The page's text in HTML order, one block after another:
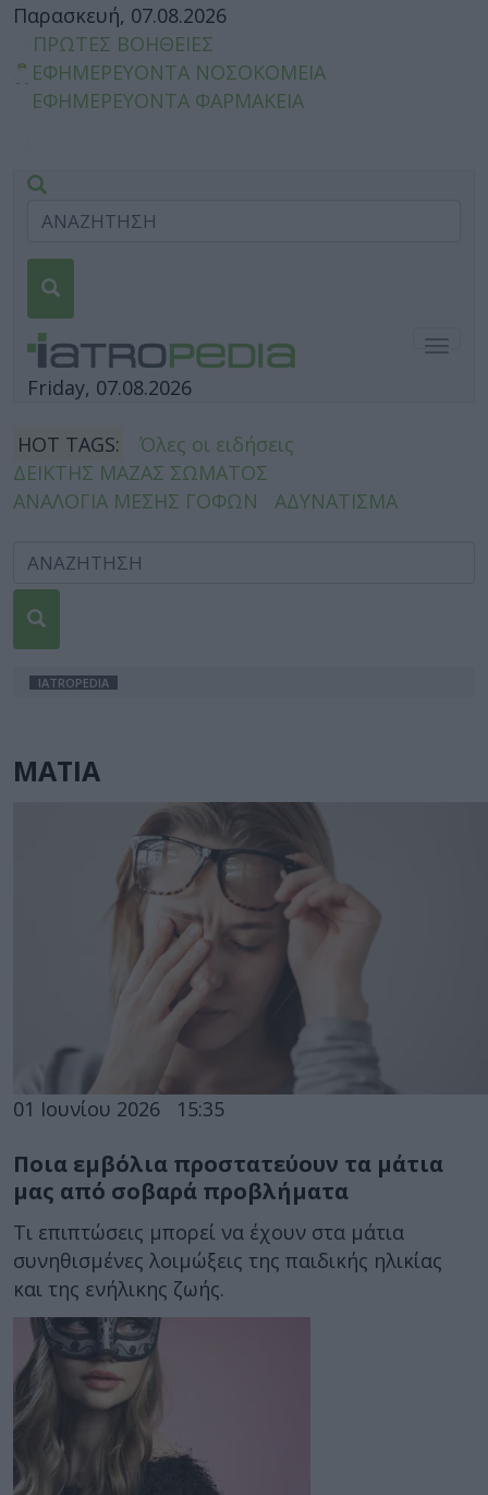
Παρασκευή, 07.08.2026
ΠΡΩΤΕΣ ΒΟΗΘΕΙΕΣ
ΕΦΗΜΕΡΕΥΟΝΤΑ ΝΟΣΟΚΟΜΕΙΑ
ΕΦΗΜΕΡΕΥΟΝΤΑ ΦΑΡΜΑΚΕΙΑ
Friday, 07.08.2026
HOT TAGS:
Όλες οι ειδήσεις
ΔΕΙΚΤΗΣ ΜΑΖΑΣ ΣΩΜΑΤΟΣ
ΑΝΑΛΟΓΙΑ ΜΕΣΗΣ ΓΟΦΩΝ
ΑΔΥΝΑΤΙΣΜΑ
IATROPEDIA
ΜΑΤΙΑ
01 Ιουνίου 2026 15:35
Ποια εμβόλια προστατεύουν τα μάτια
μας από σοβαρά προβλήματα
Τι επιπτώσεις μπορεί να έχουν στα μάτια
συνηθισμένες λοιμώξεις της παιδικής ηλικίας
και της ενήλικης ζωής.